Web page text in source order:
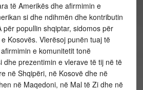
të Amerikës dhe afirmimin e
si dhe ndihmën dhe kontributin
për popullin shqiptar, sidomos për
Kosovës. Vlerësoj punën tuaj të
e komunitetit tonë
dhe prezentimin e vlerave të tij në të
në Shqipëri, në Kosovë dhe në
në Maqedoni, në Mal të Zi dhe në